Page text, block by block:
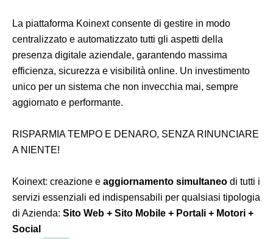
La piattaforma Koinext consente di gestire in modo
centralizzato e automatizzato tutti gli aspetti della
presenza digitale aziendale, garantendo massima
efficienza, sicurezza e visibilità online. Un investimento
unico per un sistema che non invecchia mai, sempre
aggiornato e performante.
RISPARMIA TEMPO E DENARO, SENZA RINUNCIARE
A NIENTE!
Koinext: creazione e aggiornamento simultaneo di tutti i
servizi essenziali ed indispensabili per qualsiasi tipologia
di Azienda: Sito Web + Sito Mobile + Portali + Motori +
Social